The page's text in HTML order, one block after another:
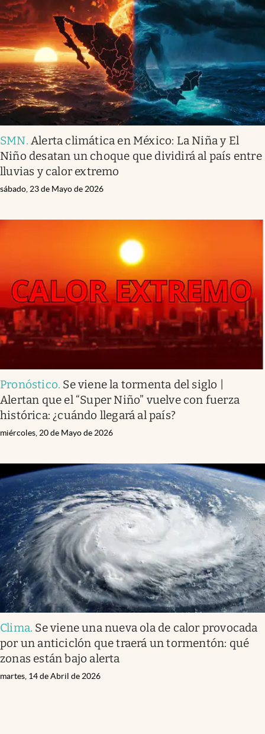
Infotechnology
Clase
Clima
Mundial 2026
Eventos Corporativos
El Cronista Studio
Mediakit
abre en nueva pestaña
Argentina
SMN.Alerta climática en México: La Niña y El
Niño desatan un choque que dividirá al país entre
lluvias y calor extremo
sábado, 23 de Mayo de 2026
Pronóstico. Se viene la tormenta del siglo |
Alertan que el “Super Niño” vuelve con fuerza
histórica: ¿cuándo llegará al país?
miércoles, 20 de Mayo de 2026
Clima. Se viene una nueva ola de calor provocada
por un anticiclón que traerá un tormentón: qué
zonas están bajo alerta
martes, 14 de Abril de 2026